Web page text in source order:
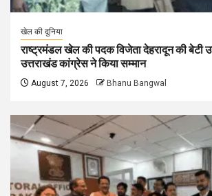
खेल की दुनिया
राष्ट्रमंडल खेल की पदक विजेता देहरादून की बेटी
उत्तराखंड कांग्रेस ने किया सम्मान
August 7, 2026 Bhanu Bangwal